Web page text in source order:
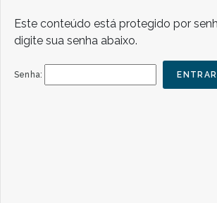
Este conteúdo está protegido por
digite sua senha abaixo.
Senha: